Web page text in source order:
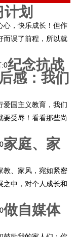
划
心，快乐成长！但作
而误了前程，所以就
:0纪念抗战
感：我们
爱国主义教育，我们
要受辱！看看那些尚
0家庭、家
教、家风，宛如紧密
之中，对个人成长和
0做自媒体